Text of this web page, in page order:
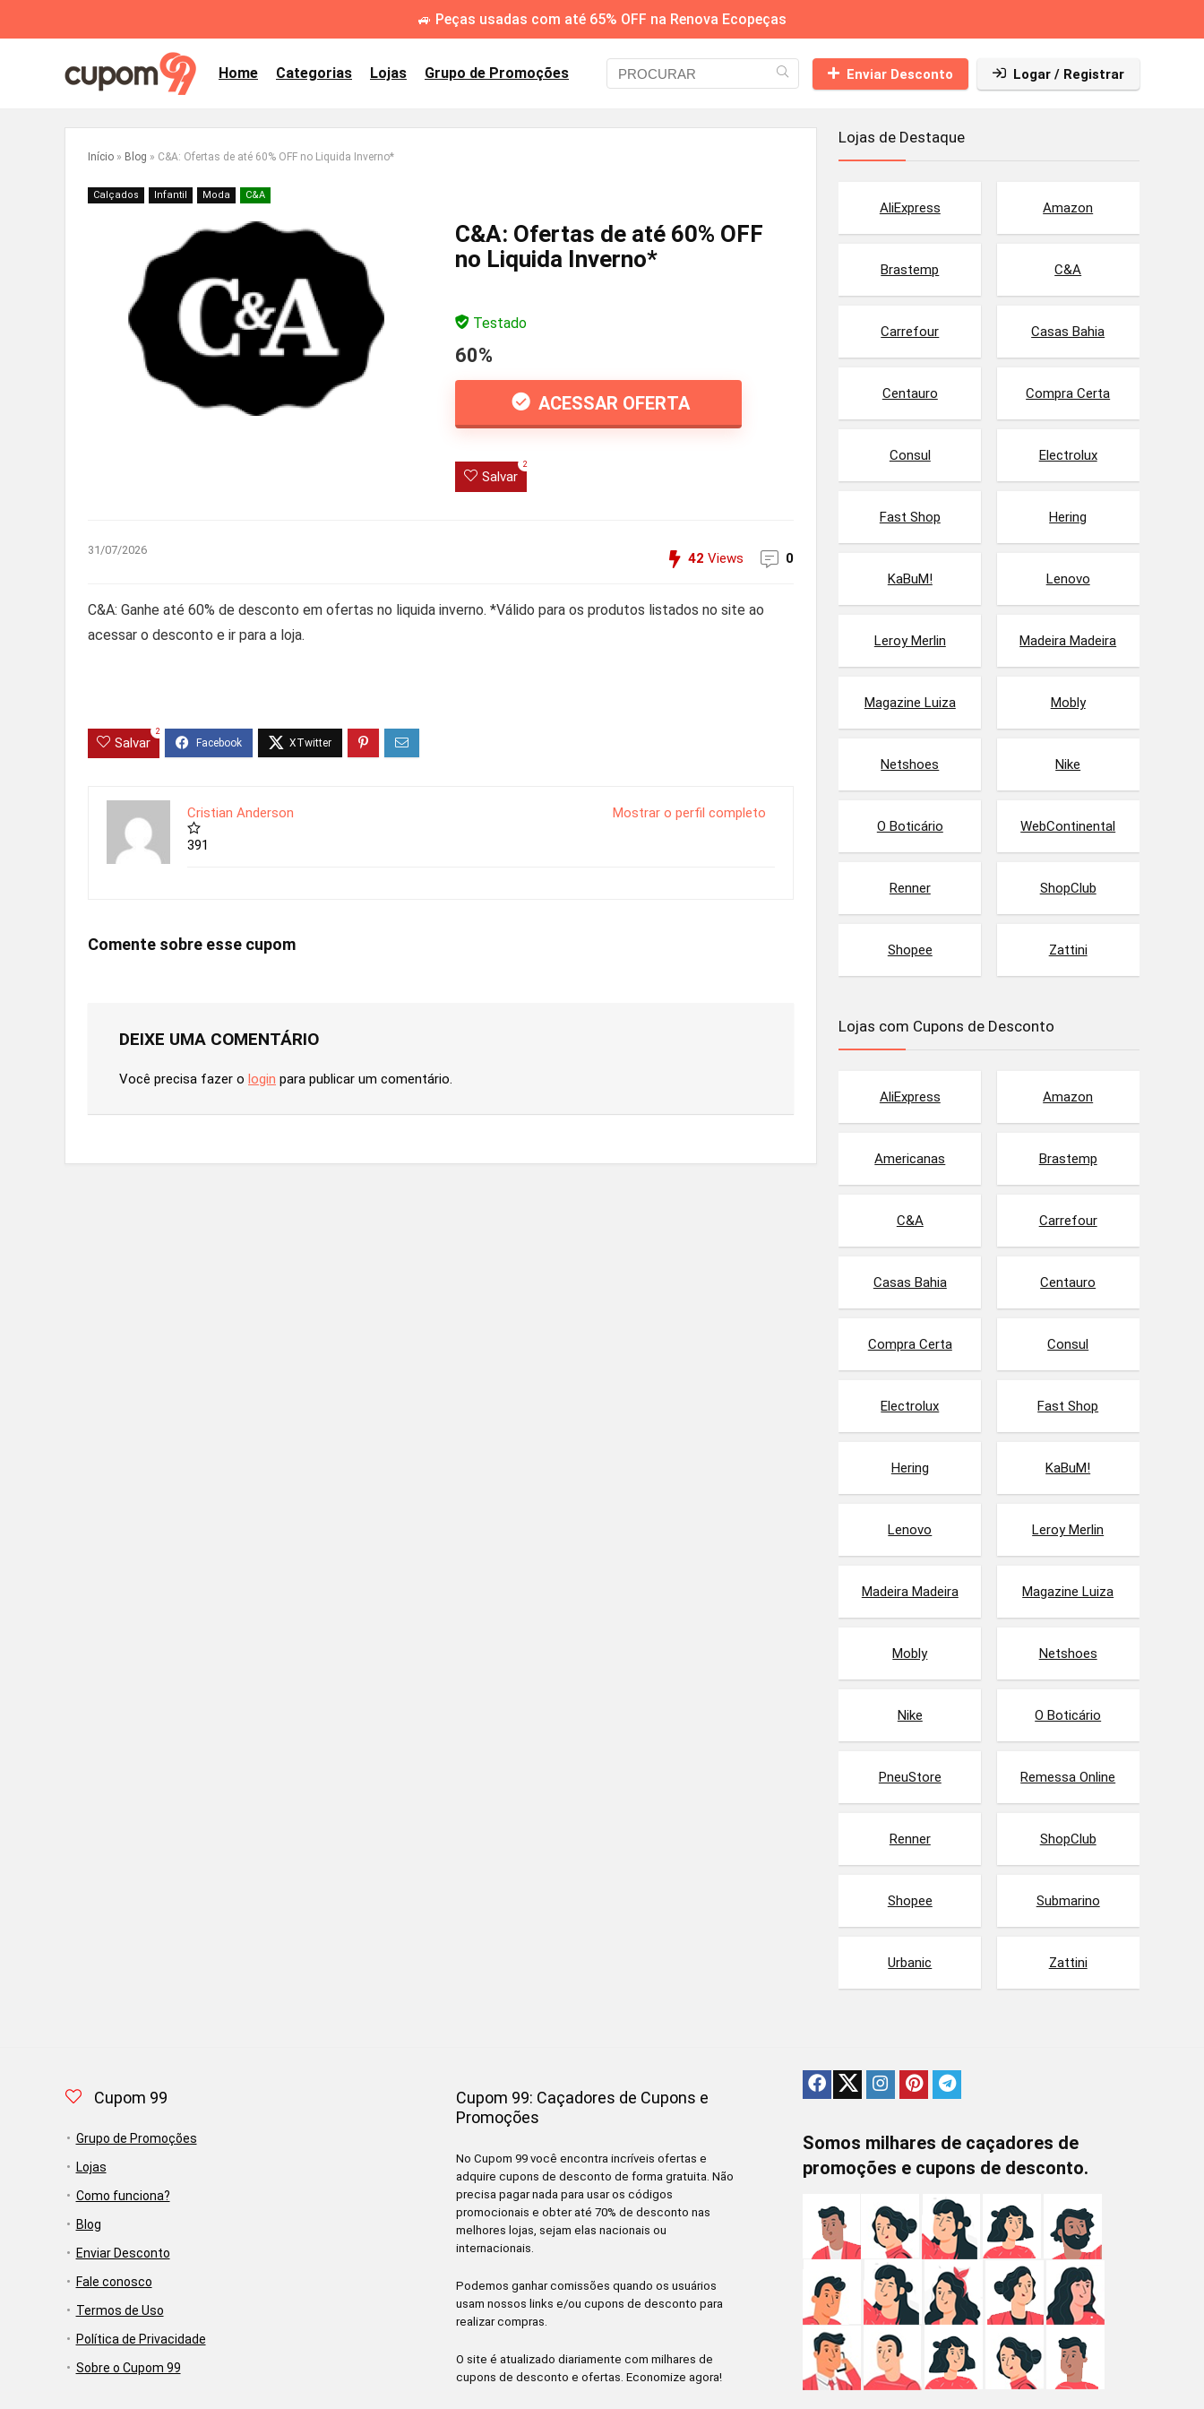
🚙 Peças usadas com até 65% OFF na Renova Ecopeças
Home Categorias Lojas Grupo de Promoções Enviar Desconto Logar / Registrar
Início » Blog » C&A: Ofertas de até 60% OFF no Liquida Inverno*
Calçados Infantil Moda C&A
C&A: Ofertas de até 60% OFF
no Liquida Inverno*
Testado
60%
ACESSAR OFERTA
Salvar
2
31/07/2026
42 Views 0
C&A: Ganhe até 60% de desconto em ofertas no liquida inverno. *Válido para os produtos listados no site ao
acessar o desconto e ir para a loja.
Salvar
2
Mostrar o perfil completo
Cristian Anderson
391
Comente sobre esse cupom
DEIXE UMA COMENTÁRIO
Você precisa fazer o login para publicar um comentário.
Lojas de Destaque
AliExpress Amazon
Brastemp C&A
Carrefour Casas Bahia
Centauro Compra Certa
Consul Electrolux
Fast Shop Hering
KaBuM! Lenovo
Leroy Merlin Madeira Madeira
Magazine Luiza Mobly
Netshoes Nike
O Boticário WebContinental
Renner ShopClub
Shopee Zattini
Lojas com Cupons de Desconto
AliExpress Amazon
Americanas Brastemp
C&A Carrefour
Casas Bahia Centauro
Compra Certa Consul
Electrolux Fast Shop
Hering KaBuM!
Lenovo Leroy Merlin
Madeira Madeira Magazine Luiza
Mobly Netshoes
Nike O Boticário
PneuStore Remessa Online
Renner ShopClub
Shopee Submarino
Urbanic Zattini
Cupom 99
Grupo de Promoções
Lojas
Como funciona?
Blog
Enviar Desconto
Fale conosco
Termos de Uso
Política de Privacidade
Sobre o Cupom 99
Cupom 99: Caçadores de Cupons e
Promoções
No Cupom 99 você encontra incríveis ofertas e
adquire cupons de desconto de forma gratuita. Não
precisa pagar nada para usar os códigos
promocionais e obter até 70% de desconto nas
melhores lojas, sejam elas nacionais ou
internacionais.
Podemos ganhar comissões quando os usuários
usam nossos links e/ou cupons de desconto para
realizar compras.
O site é atualizado diariamente com milhares de
cupons de desconto e ofertas. Economize agora!
Somos milhares de caçadores de
promoções e cupons de desconto.